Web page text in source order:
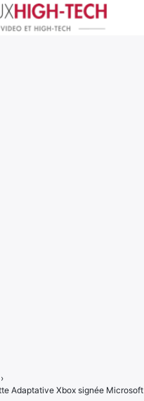
›
Adaptative Xbox signée Microsoft